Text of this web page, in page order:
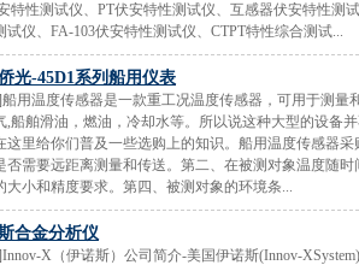
特性测试仪、PT伏安特性测试仪、互感器伏安特性测
试仪、FA-103伏安特性测试仪、CTPT特性综合测试...
光-45D1系列船用仪表
船用温度传感器是一款重工况温度传感器，可用于测
,船舶滑油，燃油，冷却水等。所以说这种大型的设备
这里给你们普及一些选购上的知识。船用温度传感器
否需要远距离测量和传送。第二、在被测对象温度随
大小和精度要求。第四、被测对象的环境条...
合金分析仪
X（伊诺斯）公司简介-美国伊诺斯(Innov-